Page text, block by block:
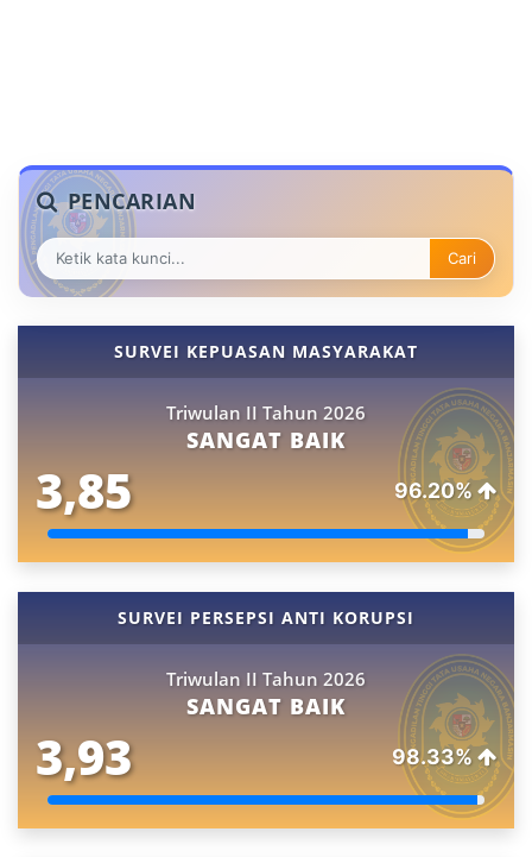
PENCARIAN
Cari
SURVEI KEPUASAN MASYARAKAT
Triwulan II Tahun 2026
SANGAT BAIK
3,85 96.20%
SURVEI PERSEPSI ANTI KORUPSI
Triwulan II Tahun 2026
SANGAT BAIK
3,93 98.33%